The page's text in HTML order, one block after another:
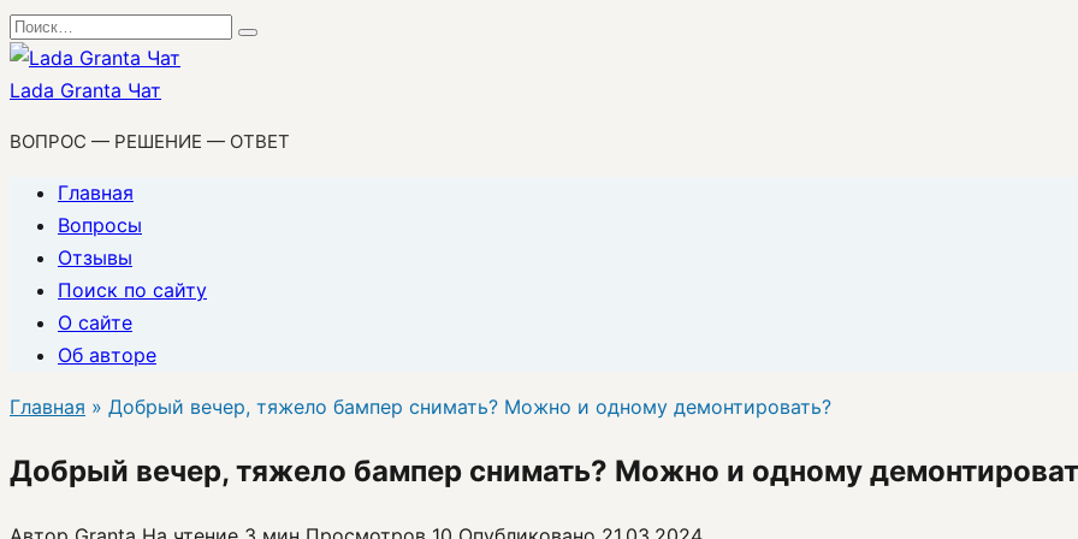
Перейти
к
содержанию
Search
for:
Lada Granta Чат
ВОПРОС — РЕШЕНИЕ — ОТВЕТ
Главная
Вопросы
Отзывы
Поиск по сайту
О сайте
Об авторе
Главная » Добрый вечер, тяжело бампер снимать? Можно и одному демонтировать?
Добрый вечер, тяжело бампер снимать? Можно и одному